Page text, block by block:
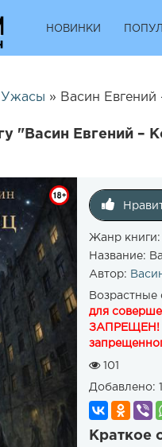
НОВИНКИ
Ужасы » Васин
"Васин Евгений –
Жанр книги:
Название:
Автор:
Возрастные
для
ЗАПРЕЩЕН!
101
Добавлено:
Краткое